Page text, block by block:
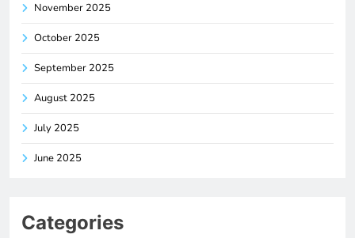
November 2025
October 2025
September 2025
August 2025
July 2025
June 2025
Categories